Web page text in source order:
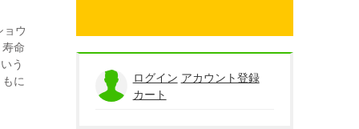
ョウ
命
う
に
ログイン アカウント登録
カート